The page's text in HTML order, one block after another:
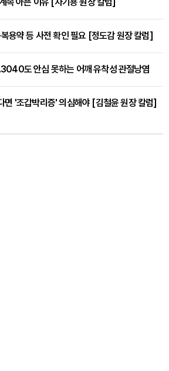
용약 등 사전 확인 필요 [정도감 원장 칼럼]
도 안심 못하는 어깨 유착성 관절낭염
면 '조갑박리증' 의심해야 [김철윤 원장 칼럼]